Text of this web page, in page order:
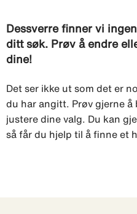
Dessverre finner vi
ditt søk. Prøv å endre
dine!
Det ser ikke ut som det er
du har angitt. Prøv gjerne å
justere dine valg. Du kan
så får du hjelp til å finne et